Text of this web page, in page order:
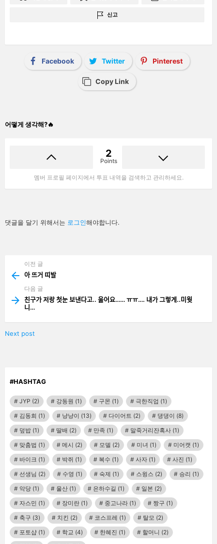
신고
Facebook Twitter Pinterest
Copy Link
어떻게 생각해?🔥
2
Points
멤버 프로필 페이지에서 투표 내역을 검색하고 관리하세요.
답
글
댓글을 달기 위해서는 로그인해야합니다.
more
이전 글
아 뜨거 띠발
다음 글
친구가 저랑 첫눈 보낸다고.. 울어요…… ㅠㅠ…. 내가 그렇게..미웟
니…
Next post
#HASHTAG
JYP (2) 강동원 (1) 구몬 (1) 극한직업 (1)
김동희 (1) 냥냥이 (13) 다이어트 (2) 댕댕이 (8)
덮밥 (1) 딸배 (2) 만족 (1) 말죽거리잔혹사 (1)
맞춤법 (1) 메시 (2) 모델 (2) 미녀 (1) 미어캣 (1)
바이크 (1) 박쥐 (1) 복수 (1) 사자 (1) 사진 (1)
선생님 (2) 수영 (1) 숙제 (1) 스윙스 (2) 승리 (1)
악당 (1) 울산 (1) 은하수길 (1) 일본 (2)
자스민 (1) 장미란 (1) 중고나라 (1) 짱구 (1)
축구 (3) 치킨 (2) 코스프레 (1) 탈모 (2)
포토샵 (1) 학교 (4) 한혜진 (1) 할머니 (2)